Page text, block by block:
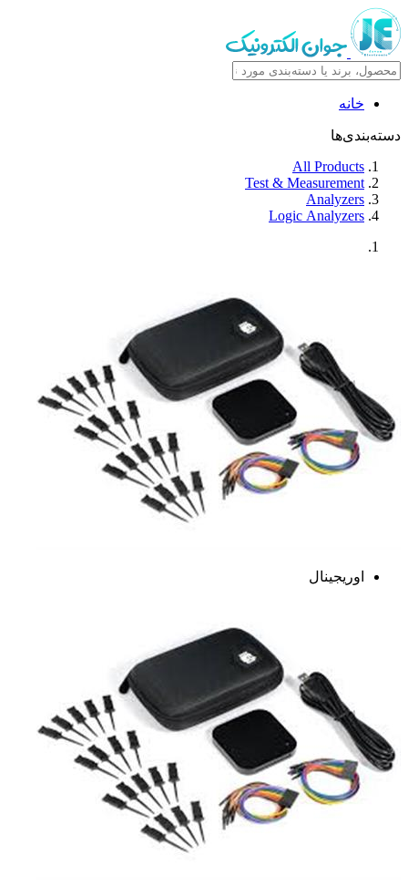
خانه
دسته‌بندی‌ها
All Products
Test & Measurement
Analyzers
Logic Analyzers
اوریجینال